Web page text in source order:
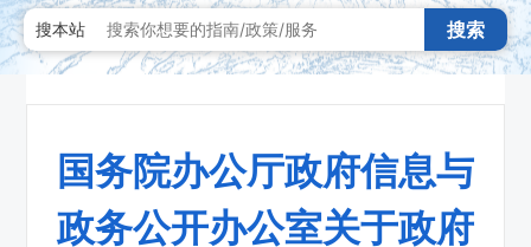
搜本站 搜索
国务院办公厅政府信息与
政务公开办公室关于政府